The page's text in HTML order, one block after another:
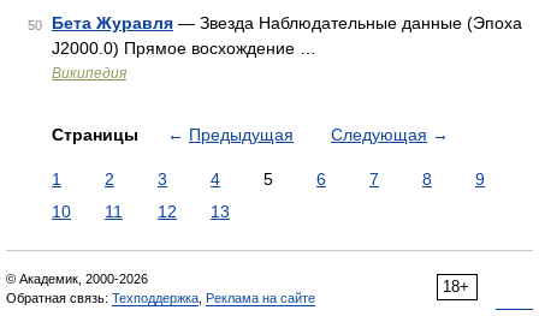
50 Бета Журавля — Звезда Наблюдательные данные (Эпоха
J2000.0) Прямое восхождение …
Википедия
Страницы ← Предыдущая Следующая →
1 2 3 4 5 6 7 8
9
10
11 12 13
18+
© Академик, 2000-2026
Обратная связь: Техподдержка Реклама на сайте